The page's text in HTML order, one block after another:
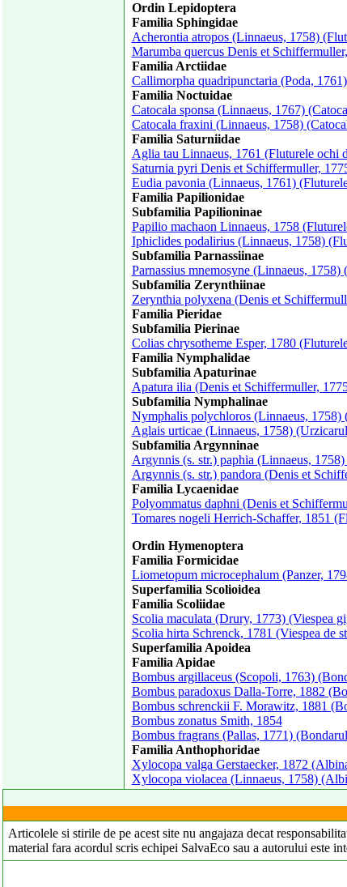
Ordin Lepidoptera
Familia Sphingidae
Acherontia atropos (Linnaeus, 1758)
Marumba quercus Denis et
Familia Arctiidae
Callimorpha quadripunctaria (Poda,
Familia Noctuidae
Catocala sponsa (Linnaeus, 1767)
Catocala fraxini (Linnaeus, 1758)
Familia Saturniidae
Aglia tau Linnaeus, 1761 (Fluturele ochi
Saturnia pyri Denis et Schiffermuller,
Eudia pavonia (Linnaeus, 1761)
Familia Papilionidae
Subfamilia Papilioninae
Papilio machaon Linnaeus, 1758
Iphiclides podalirius (Linnaeus, 1758)
Subfamilia Parnassiinae
Parnassius mnemosyne (Linnaeus,
Subfamilia Zerynthiinae
Zerynthia polyxena (Denis et
Familia Pieridae
Subfamilia Pierinae
Colias chrysotheme Esper, 1780
Familia Nymphalidae
Subfamilia Apaturinae
Apatura ilia (Denis et Schiffermuller,
Subfamilia Nymphalinae
Nymphalis polychloros (Linnaeus, 1758)
Aglais urticae (Linnaeus, 1758)
Subfamilia Argynninae
Argynnis (s. str.) paphia (Linnaeus,
Argynnis (s. str.) pandora (Denis et
Familia Lycaenidae
Polyommatus daphni (Denis et
Tomares nogeli Herrich-Schaffer, 1851
Ordin Hymenoptera
Familia Formicidae
Liometopum microcephalum (Panzer,
Superfamilia Scolioidea
Familia Scoliidae
Scolia maculata (Drury, 1773) (Viespea
Scolia hirta Schrenck, 1781 (Viespea de
Superfamilia Apoidea
Familia Apidae
Bombus argillaceus (Scopoli, 1763)
Bombus paradoxus Dalla-Torre, 1882
Bombus schrenckii F. Morawitz, 1881
Bombus zonatus Smith, 1854
Bombus fragrans (Pallas, 1771)
Familia Anthophoridae
Xylocopa valga Gerstaecker, 1872
Xylocopa violacea (Linnaeus, 1758)
Articolele si stirile de pe acest site nu angajaza decat
material fara acordul scris echipei SalvaEco sau a autorului este